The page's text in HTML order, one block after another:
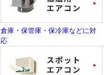
倉庫・保管庫・保冷庫などに対
応